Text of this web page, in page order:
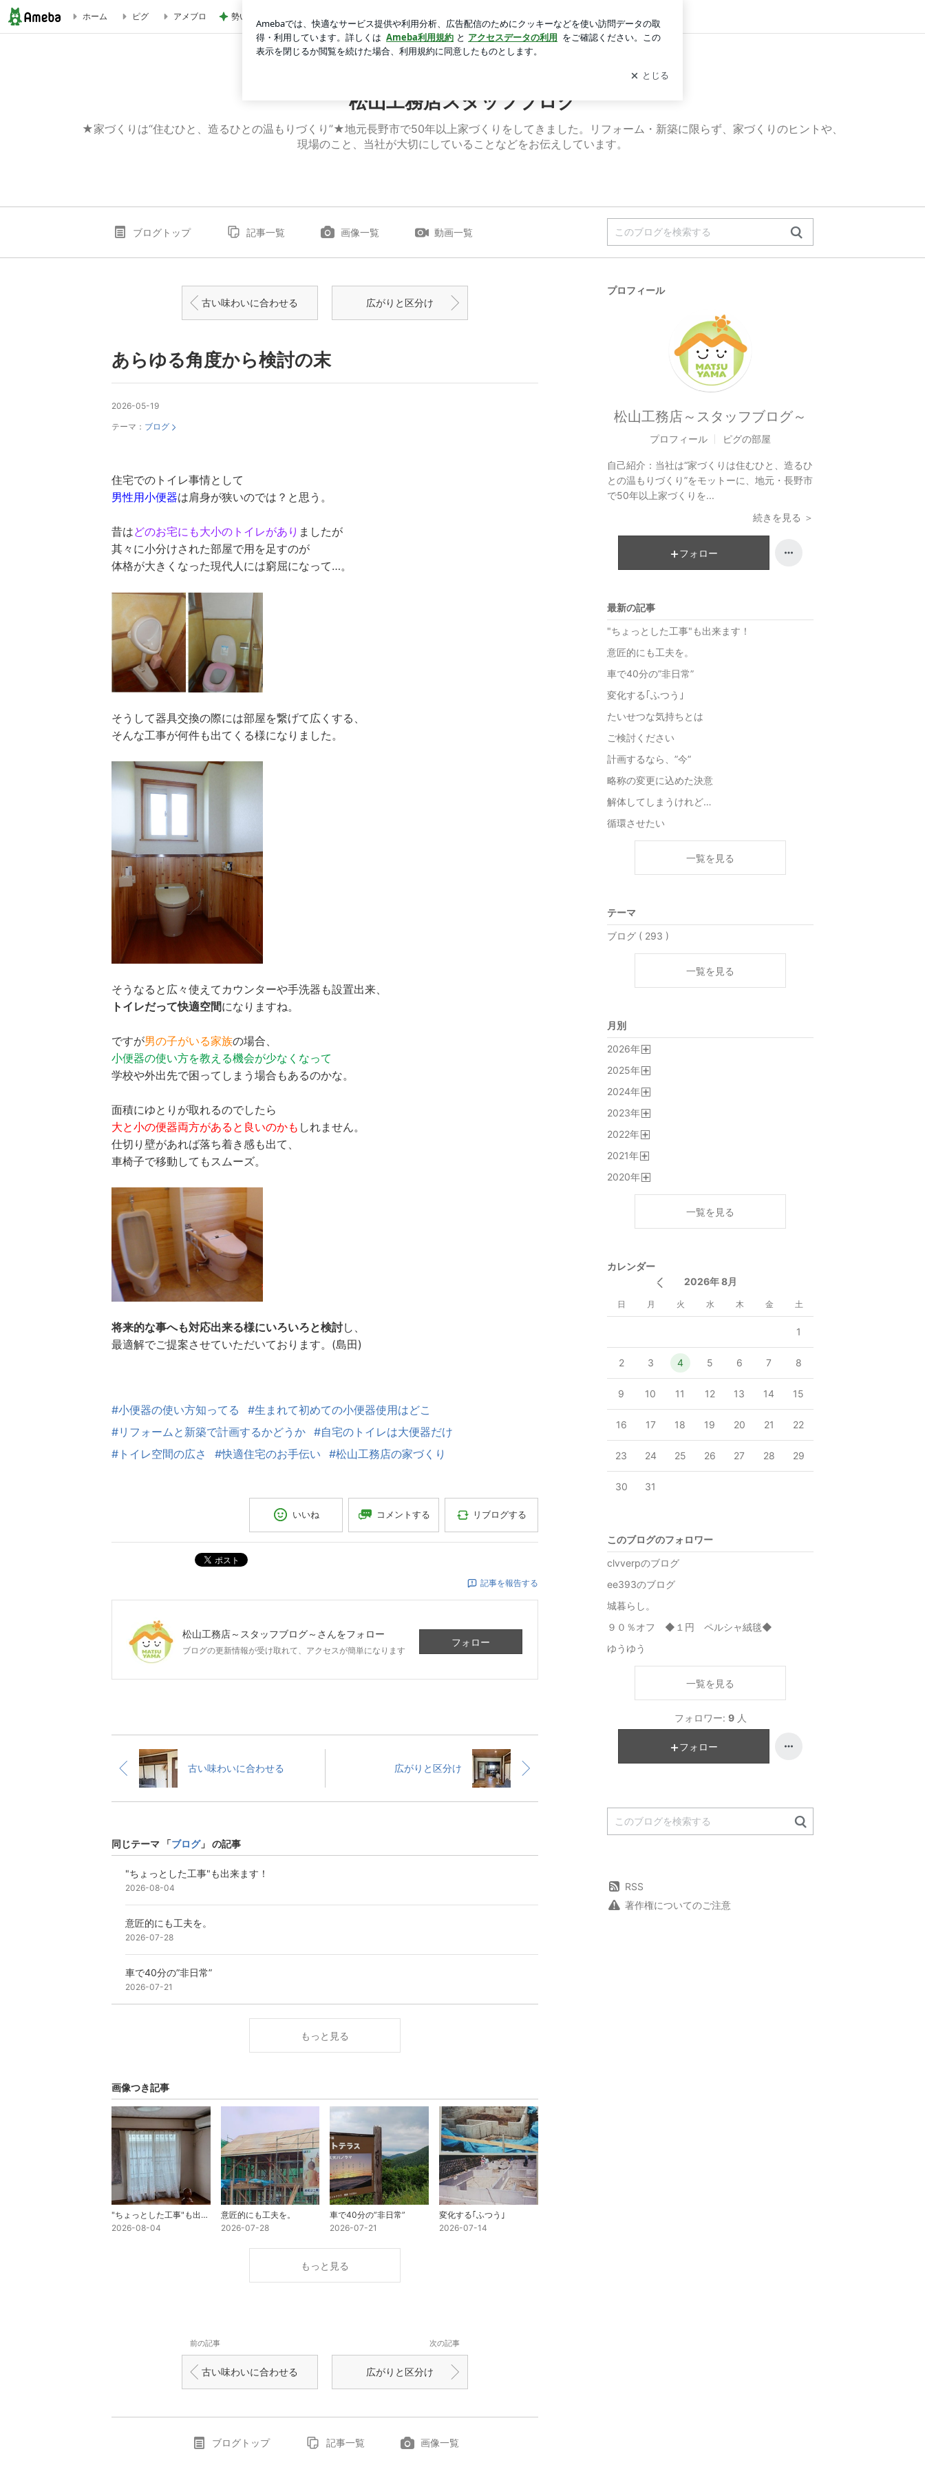
あらゆる角度から検討の末 | 松山工務店スタッフブログ
ホーム ピグ アメブロ 勢いで購入したCHANELの化粧品 ログイン
松山工務店スタッフブログ
★家づくりは“住むひと、造るひとの温もりづくり”★地元長野市で50年以上家づくりをしてきました。リフォーム・新築に限らず、家づくりのヒントや、
現場のこと、当社が大切にしていることなどをお伝えしています。
ブログトップ 記事一覧 画像一覧 動画一覧
古い味わいに合わせる 広がりと区分け
あらゆる角度から検討の末
2026-05-19
テーマ： ブログ
住宅でのトイレ事情として
男性用小便器は肩身が狭いのでは？と思う。
昔はどのお宅にも大小のトイレがあり ましたが
其々に小分けされた部屋で用を足すのが
体格が大きくなった現代人には窮屈になって…。
そうして器具交換の際には部屋を繋げて広くする、
そんな工事が何件も出てくる様になりました。
そうなると広々使えてカウンターや手洗器も設置出来、
トイレだって快適空間になりますね。
ですが男の子がいる家族の場合、
小便器の使い方を教える機会が少なくなって
学校や外出先で困ってしまう場合もあるのかな。
面積にゆとりが取れるのでしたら
大と小の便器両方があると良いのかも しれません。
仕切り壁があれば落ち着き感も出て、
車椅子で移動してもスムーズ。
将来的な事へも対応出来る様にいろいろと検討し、
最適解でご提案させていただいております。(島田)
#小便器の使い方知ってる
#生まれて初めての小便器使用はどこ
#リフォームと新築で計画するかどうか #自宅のトイレは大便器だけ
#トイレ空間の広さ
#快適住宅のお手伝い #松山工務店の家づくり
いいね コメントする リブログする
ポスト
記事を報告する
松山工務店～スタッフブログ～ さんをフォロー
ブログの更新情報が受け取れて、アクセスが簡単になります
フォロー
古い味わいに合わせる 広がりと区分け
同じテーマ 「ブログ」 の記事
"ちょっとした工事"も出来ます！
2026-08-04
意匠的にも工夫を。
2026-07-28
車で40分の”非日常”
2026-07-21
もっと見る
画像つき記事
"ちょっとした工事"も出来ます！
2026-08-04
意匠的にも工夫を。
2026-07-28
車で40分の”非日常”
2026-07-21
変化する｢ふつう｣
2026-07-14
もっと見る
前の記事
古い味わいに合わせる
次の記事
広がりと区分け
ブログトップ 記事一覧 画像一覧
プロフィール
松山工務店～スタッフブログ～
プロフィール ピグの部屋
自己紹介： 当社は“家づくりは住むひと、造るひ
との温もりづくり”をモットーに、地元・長野市
で50年以上家づくりを...
続きを見る ＞
フォロー
最新の記事
"ちょっとした工事"も出来ます！
意匠的にも工夫を。
車で40分の”非日常”
変化する｢ふつう｣
たいせつな気持ちとは
ご検討ください
計画するなら、”今”
略称の変更に込めた決意
解体してしまうけれど…
循環させたい
一覧を見る
テーマ
ブログ ( 293 )
一覧を見る
月別
2026年
2025年
2024年
2023年
2022年
2021年
2020年
一覧を見る
カレンダー
2026年 8月
日 月 火 水 木 金 土
1
2 3 4 5 6 7 8
9 10 11 12 13 14 15
16 17 18 19 20 21 22
23 24 25 26 27 28 29
30 31
このブログのフォロワー
clvverpのブログ
ee393のブログ
城暮らし。
９０％オフ ◆１円 ペルシャ絨毯◆
ゆうゆう
一覧を見る
フォロワー: 9 人
フォロー
RSS
著作権についてのご注意